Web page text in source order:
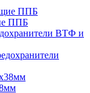
ППБ
ВТФ и